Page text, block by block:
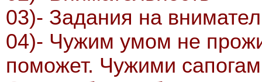
03)- Задания на
04)- Чужим умом не
поможет. Чужими